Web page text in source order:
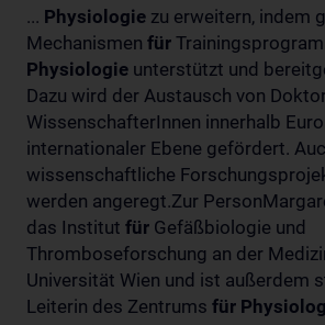
... Physiologie zu erweitern, indem
Mechanismen für
Physiologie unterstützt und
Dazu wird der Austausch von
WissenschafterInnen innerhalb
internationaler Ebene gefördert.
wissenschaftliche
werden angeregt.Zur
das Institut für Gefäßbiologie und
Thromboseforschung an der
Universität Wien und ist außerdem
Leiterin des Zentrums für